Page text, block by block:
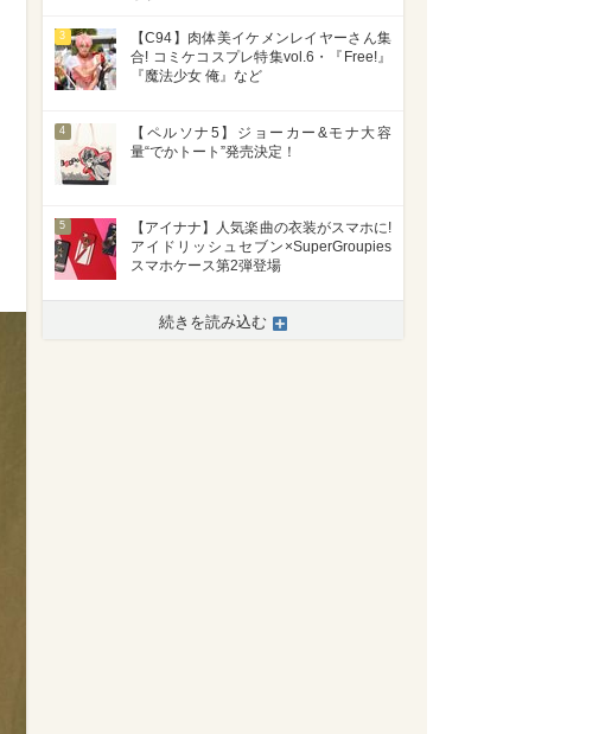
3
【C94】肉体美イケメンレイヤーさん集
合! コミケコスプレ特集vol.6・『Free!』
『魔法少女 俺』など
4
【ペルソナ5】ジョーカー&モナ大容
量“でかトート”発売決定！
5
【アイナナ】人気楽曲の衣装がスマホに!
アイドリッシュセブン×SuperGroupies
スマホケース第2弾登場
続きを読み込む